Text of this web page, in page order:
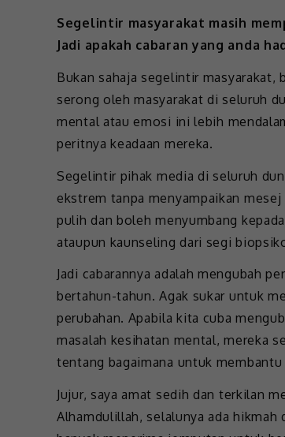
Segelintir masyarakat masih
Jadi apakah cabaran yang anda
Bukan sahaja segelintir masyarakat,
serong oleh masyarakat di seluruh
mental atau emosi ini lebih
peritnya keadaan mereka.
Segelintir pihak media di seluruh
ekstrem tanpa menyampaikan
pulih dan boleh menyumbang
ataupun kaunseling dari segi
Jadi cabarannya adalah mengubah
bertahun-tahun. Agak sukar untuk
perubahan. Apabila kita cuba
masalah kesihatan mental, mereka
tentang bagaimana untuk
Jujur, saya amat sedih dan terkilan
Alhamdulillah, selalunya ada